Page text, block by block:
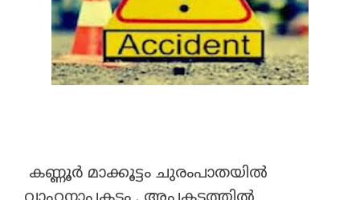
കണ്ണൂർ മാക്കൂട്ടം ചുരംപാതയിൽ